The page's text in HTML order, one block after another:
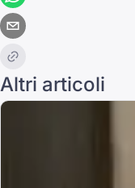
Altri articoli